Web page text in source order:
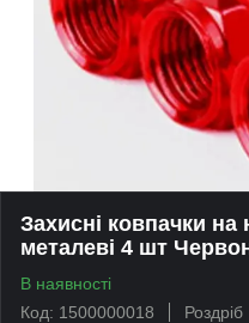
Захисні ковпачки на
металеві 4 шт
В наявності
Код: 1500000018
Роздріб